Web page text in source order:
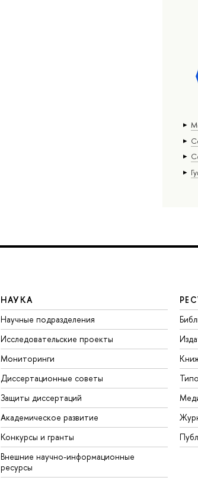
НАУКА
Научные подразделения
Исследовательские проекты
Мониторинги
Диссертационные советы
Защиты диссертаций
Академическое развитие
Конкурсы и гранты
Внешние научно-информационные
ресурсы